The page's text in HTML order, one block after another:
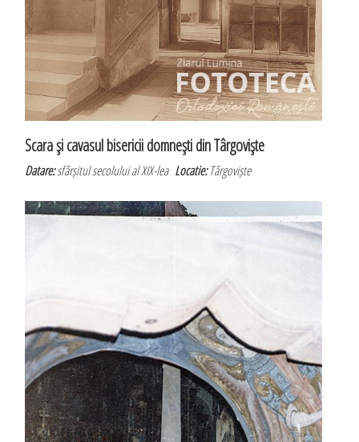
Scara şi cavasul bisericii domneşti din Târgovişte
Datare:sfârșitul secolului al XIX-leaLocatie:Târgoviște